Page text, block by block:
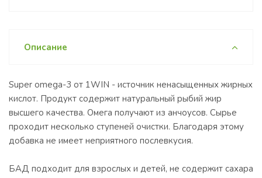
Описание
Super omega-3 от 1WIN - источник ненасыщенных жирных
кислот. Продукт содержит натуральный рыбий жир
высшего качества. Омега получают из анчоусов. Сырье
проходит несколько ступеней очистки. Благодаря этому
добавка не имеет неприятного послевкусия.
БАД подходит для взрослых и детей, не содержит сахара